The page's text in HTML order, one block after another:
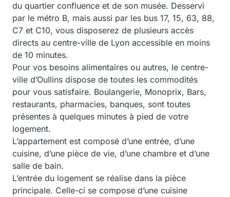
du quartier confluence et de son musée. Desservi
par le métro B, mais aussi par les bus 17, 15, 63, 88,
C7 et C10, vous disposerez de plusieurs accès
directs au centre-ville de Lyon accessible en moins
de 10 minutes.
Pour vos besoins alimentaires ou autres, le centre-
ville d’Oullins dispose de toutes les commodités
pour vous satisfaire. Boulangerie, Monoprix, Bars,
restaurants, pharmacies, banques, sont toutes
présentes à quelques minutes à pied de votre
logement.
L’appartement est composé d’une entrée, d’une
cuisine, d’une pièce de vie, d’une chambre et d’une
salle de bain.
L’entrée du logement se réalise dans la pièce
principale. Celle-ci se compose d’une cuisine